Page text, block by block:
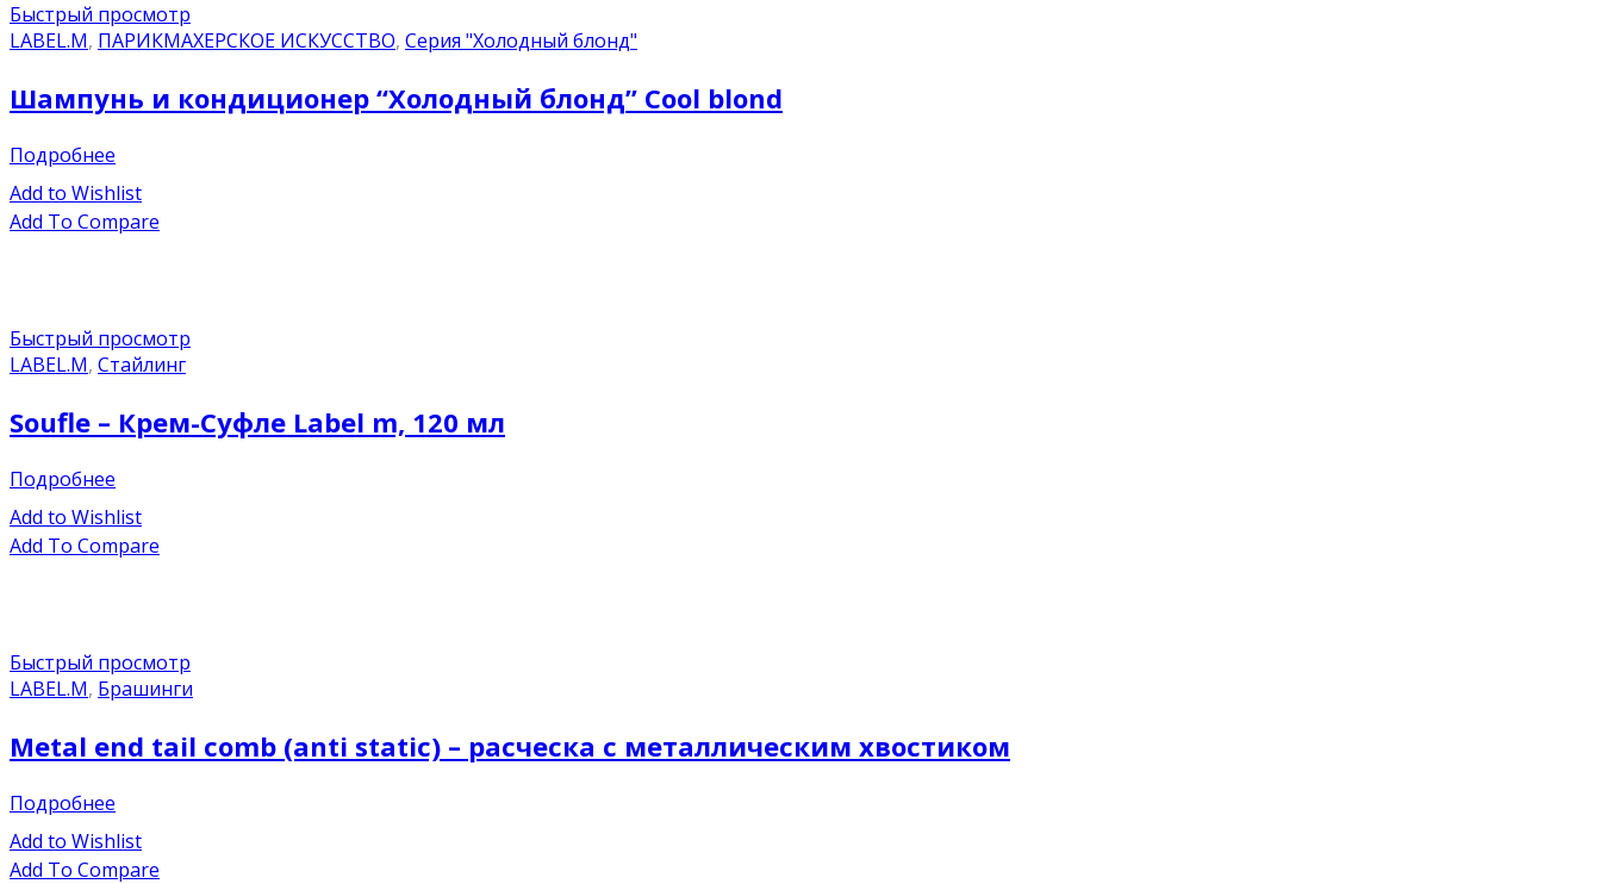
Быстрый просмотр
LABEL.M, ПАРИКМАХЕРСКОЕ ИСКУССТВО, Серия "Холодный блонд"
Шампунь и кондиционер “Холодный блонд” Сool blond
Подробнее
Add to Wishlist
Add To Compare
Быстрый просмотр
LABEL.M, Стайлинг
Soufle – Крем-Суфле Label m, 120 мл
Подробнее
Add to Wishlist
Add To Compare
Быстрый просмотр
LABEL.M, Брашинги
Metal end tail comb (anti static) – расческа с металлическим хвостиком
Подробнее
Add to Wishlist
Add To Compare